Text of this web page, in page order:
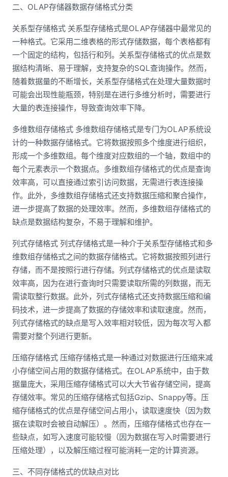
二、OLAP存储器数据存储格式分类
关系型存储格式 关系型存储格式是OLAP存储器中最常见的
一种格式。它采用二维表格的形式存储数据，每个表格都有
一个固定的结构，包括行和列。关系型存储格式的优点是数
据结构清晰、易于理解，支持复杂的SQL查询操作。然而，
随着数据量的不断增长，关系型存储格式在处理大量数据时
可能会出现性能瓶颈，特别是在进行多维分析时，需要进行
大量的表连接操作，导致查询效率下降。
多维数组存储格式 多维数组存储格式是专门为OLAP系统设
计的一种数据存储格式。它将数据按照多个维度进行组织，
形成一个多维数组。每个维度对应数组的一个轴，数组中的
每个元素表示一个数据点。多维数组存储格式的优点是查询
效率高，可以直接通过索引访问数据，无需进行表连接操
作。此外，多维数组存储格式还支持数据压缩和聚合操作，
进一步提高了数据的处理效率。然而，多维数组存储格式的
缺点是数据结构复杂，不易于理解和维护。
列式存储格式 列式存储格式是一种介于关系型存储格式和多
维数组存储格式之间的数据存储格式。它将数据按照列进行
存储，而不是按照行进行存储。列式存储格式的优点是读取
效率高，因为在进行查询时只需要读取所需的列数据，而无
需读取整行数据。此外，列式存储格式还支持数据压缩和编
码技术，进一步提高了数据的存储效率和读取速度。然而，
列式存储格式的缺点是写入效率相对较低，因为每次写入都
需要对整个列进行更新。
压缩存储格式 压缩存储格式是一种通过对数据进行压缩来减
小存储空间占用的数据存储格式。在OLAP系统中，由于数
据量庞大，采用压缩存储格式可以大大节省存储空间，提高
存储效率。常见的压缩存储格式包括Gzip、Snappy等。压
缩存储格式的优点是存储空间占用小，读取速度快（因为数
据在读取时会被自动解压）。然而，压缩存储格式也存在一
些缺点，如写入速度可能较慢（因为数据在写入时需要进行
压缩处理），以及解压缩过程可能消耗一定的计算资源。
三、不同存储格式的优缺点对比